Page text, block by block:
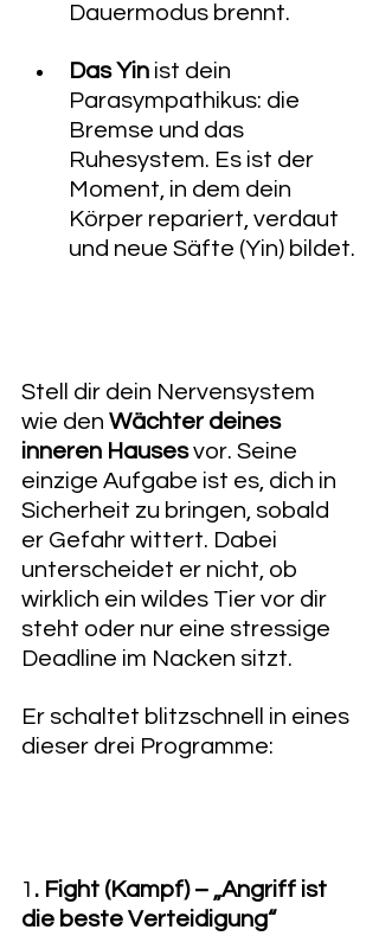
Dauermodus brennt.
Das Yin ist dein
Parasympathikus: die
Bremse und das
Ruhesystem. Es ist der
Moment, in dem dein
Körper repariert, verdaut
und neue Säfte (Yin) bildet.
Stell dir dein Nervensystem
wie den Wächter deines
inneren Hauses vor. Seine
einzige Aufgabe ist es, dich in
Sicherheit zu bringen, sobald
er Gefahr wittert. Dabei
unterscheidet er nicht, ob
wirklich ein wildes Tier vor dir
steht oder nur eine stressige
Deadline im Nacken sitzt.
Er schaltet blitzschnell in eines
dieser drei Programme:
1 . Fight (Kampf) – „Angriff ist
die beste Verteidigung“